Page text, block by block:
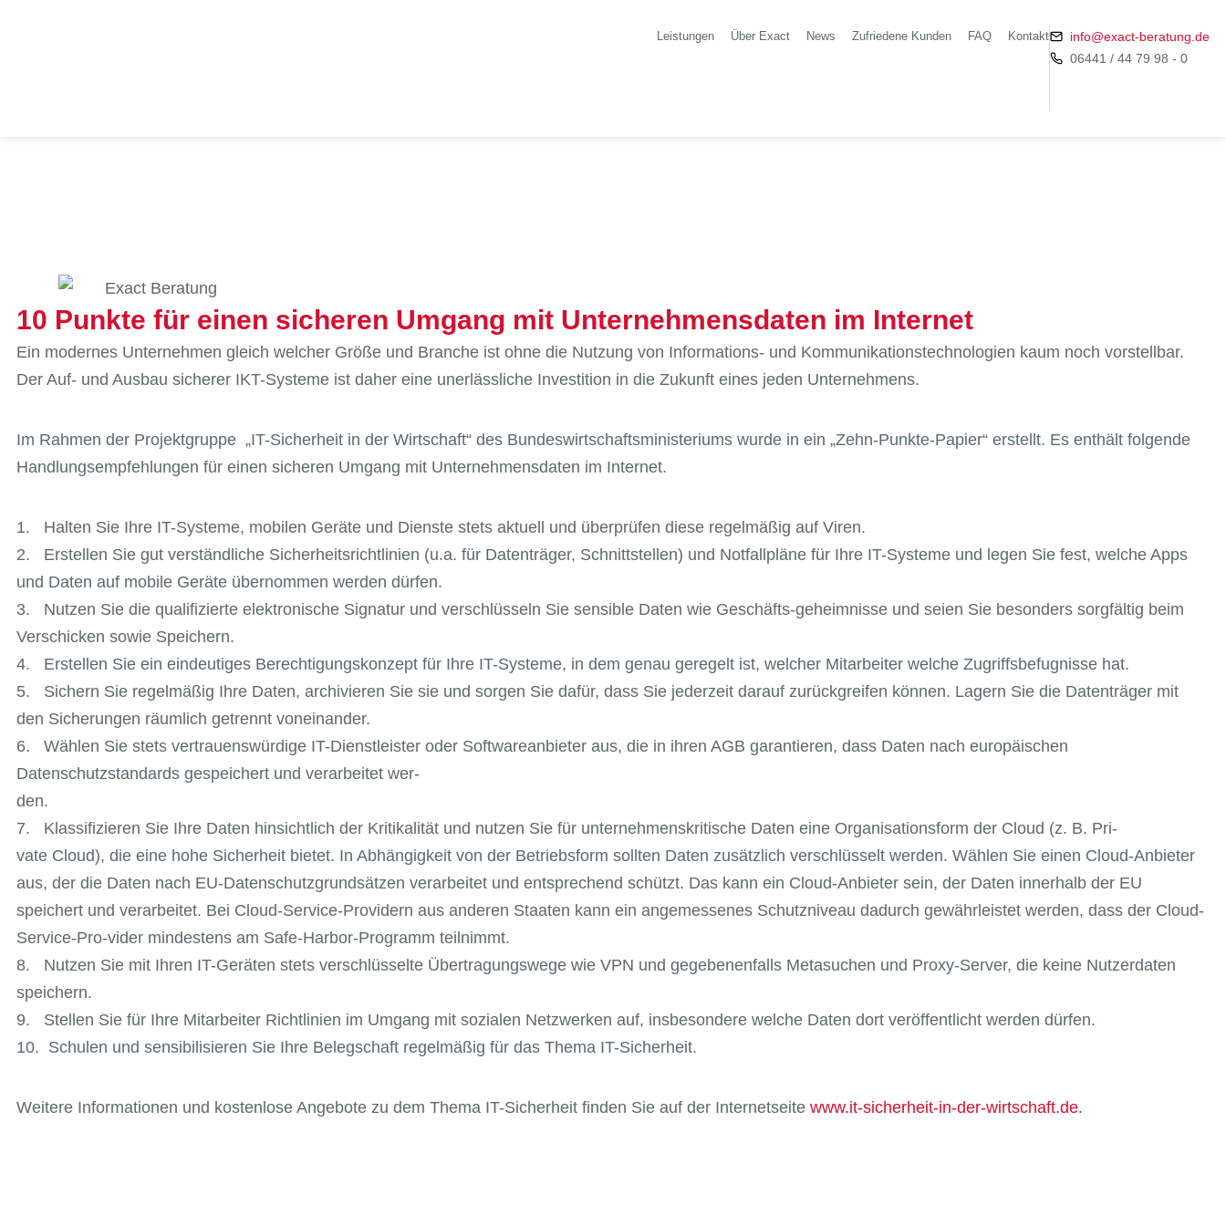
Leistungen Über Exact News Zufriedene Kunden FAQ Kontakt
info@exact-beratung.de
06441 / 44 79 98 - 0
10 Punkte für einen sicheren Umgang mit Unternehmensdaten im Internet
Ein modernes Unternehmen gleich welcher Größe und Branche ist ohne die Nutzung von Informations- und Kommunikationstechnologien kaum noch vorstellbar.
Der Auf- und Ausbau sicherer IKT-Systeme ist daher eine unerlässliche Investition in die Zukunft eines jeden Unternehmens.
Im Rahmen der Projektgruppe „IT-Sicherheit in der Wirtschaft“ des Bundeswirtschaftsministeriums wurde in ein „Zehn-Punkte-Papier“ erstellt. Es enthält folgende
Handlungsempfehlungen für einen sicheren Umgang mit Unternehmensdaten im Internet.
1. Halten Sie Ihre IT-Systeme, mobilen Geräte und Dienste stets aktuell und überprüfen diese regelmäßig auf Viren.
2. Erstellen Sie gut verständliche Sicherheitsrichtlinien (u.a. für Datenträger, Schnittstellen) und Notfallpläne für Ihre IT-Systeme und legen Sie fest, welche Apps
und Daten auf mobile Geräte übernommen werden dürfen.
3. Nutzen Sie die qualifizierte elektronische Signatur und verschlüsseln Sie sensible Daten wie Geschäfts-geheimnisse und seien Sie besonders sorgfältig beim
Verschicken sowie Speichern.
4. Erstellen Sie ein eindeutiges Berechtigungskonzept für Ihre IT-Systeme, in dem genau geregelt ist, welcher Mitarbeiter welche Zugriffsbefugnisse hat.
5. Sichern Sie regelmäßig Ihre Daten, archivieren Sie sie und sorgen Sie dafür, dass Sie jederzeit darauf zurückgreifen können. Lagern Sie die Datenträger mit
den Sicherungen räumlich getrennt voneinander.
6. Wählen Sie stets vertrauenswürdige IT-Dienstleister oder Softwareanbieter aus, die in ihren AGB garantieren, dass Daten nach europäischen
Datenschutzstandards gespeichert und verarbeitet wer-
den.
7. Klassifizieren Sie Ihre Daten hinsichtlich der Kritikalität und nutzen Sie für unternehmenskritische Daten eine Organisationsform der Cloud (z. B. Pri-
vate Cloud), die eine hohe Sicherheit bietet. In Abhängigkeit von der Betriebsform sollten Daten zusätzlich verschlüsselt werden. Wählen Sie einen Cloud-Anbieter
aus, der die Daten nach EU-Datenschutzgrundsätzen verarbeitet und entsprechend schützt. Das kann ein Cloud-Anbieter sein, der Daten innerhalb der EU
speichert und verarbeitet. Bei Cloud-Service-Providern aus anderen Staaten kann ein angemessenes Schutzniveau dadurch gewährleistet werden, dass der Cloud-
Service-Pro-vider mindestens am Safe-Harbor-Programm teilnimmt.
8. Nutzen Sie mit Ihren IT-Geräten stets verschlüsselte Übertragungswege wie VPN und gegebenenfalls Metasuchen und Proxy-Server, die keine Nutzerdaten
speichern.
9. Stellen Sie für Ihre Mitarbeiter Richtlinien im Umgang mit sozialen Netzwerken auf, insbesondere welche Daten dort veröffentlicht werden dürfen.
10. Schulen und sensibilisieren Sie Ihre Belegschaft regelmäßig für das Thema IT-Sicherheit.
Weitere Informationen und kostenlose Angebote zu dem Thema IT-Sicherheit finden Sie auf der Internetseite www.it-sicherheit-in-der-wirtschaft.de.